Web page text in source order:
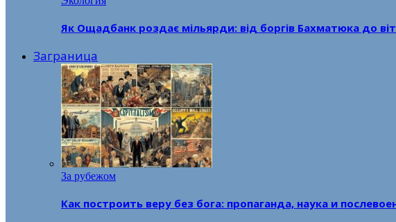
Як Ощадбанк роздає мільярди: від боргів Бахматюка до
Заграница
За рубежом
Как построить веру без бога: пропаганда, наука и